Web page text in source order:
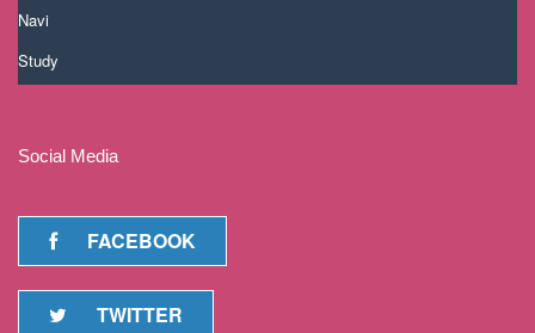
Navi
Study
Social Media
FACEBOOK
TWITTER